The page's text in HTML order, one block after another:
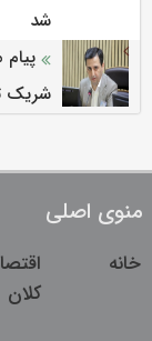
شد
شریک
منوی اصلی
خانه
کلان